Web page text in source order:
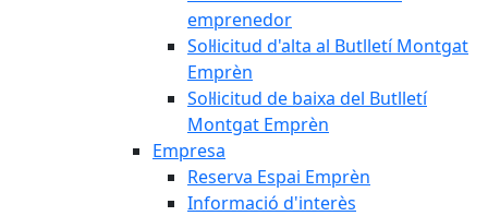
emprenedor
Sol·licitud d'alta al Butlletí Montgat
Emprèn
Sol·licitud de baixa del Butlletí
Montgat Emprèn
Empresa
Reserva Espai Emprèn
Informació d'interès